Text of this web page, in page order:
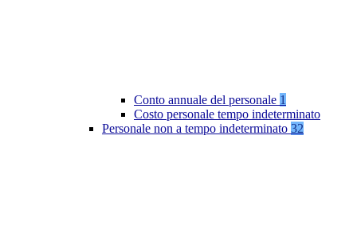
Conto annuale del personale 1
Costo personale tempo indeterminato
Personale non a tempo indeterminato 32